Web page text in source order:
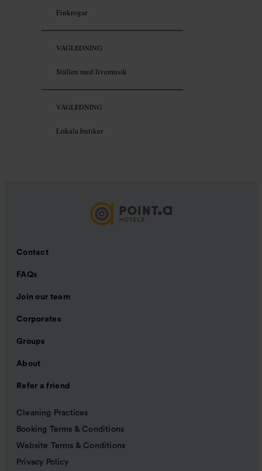
Finkrogar
VÄGLEDNING
Ställen med livemusik
VÄGLEDNING
Lokala butiker
Contact
FAQs
Join our team
Corporates
Groups
About
Refer a friend
Cleaning Practices
Booking Terms & Conditions
Website Terms & Conditions
Privacy Policy